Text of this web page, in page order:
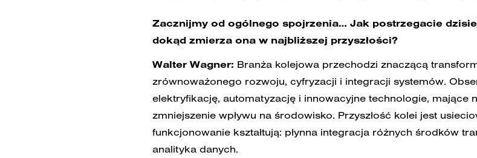
Zacznijmy od ogólnego spojrzenia… Jak postrzegacie
dokąd zmierza ona w najbliższej przyszłości?
Walter Wagner: Branża kolejowa przechodzi znaczącą
zrównoważonego rozwoju, cyfryzacji i integracji systemów.
elektryfikację, automatyzację i innowacyjne technologie, mające
zmniejszenie wpływu na środowisko. Przyszłość kolei jest
funkcjonowanie kształtują: płynna integracja różnych środków
analityka danych.